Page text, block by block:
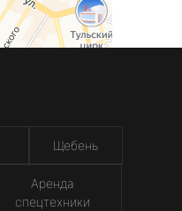
Щебень
Аренда
спецтехники